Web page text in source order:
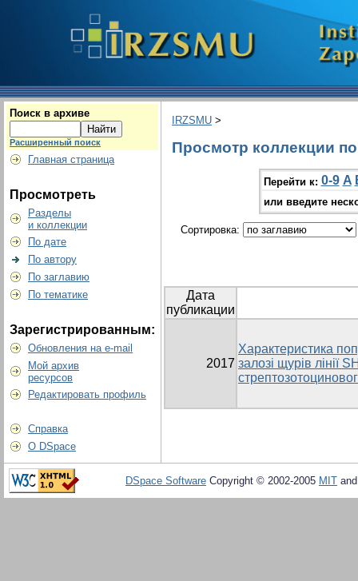
Поиск в архиве
Расширенный поиск
Главная страница
Просмотреть
Разделы
и коллекции
По дате
По автору
По заглавию
По тематике
Зарегистрированным:
Обновления на e-mail
Мой архив
ресурсов
Редактировать профиль
Справка
О DSpace
IRZSMU >
Просмотр коллекции
Перейти к: 0-9 A
или введите
Сортировка:
Дата
публикации
2017
Характеристика
залозі щурів лінії
DSpace Software Copyright © 2002-2005 MIT